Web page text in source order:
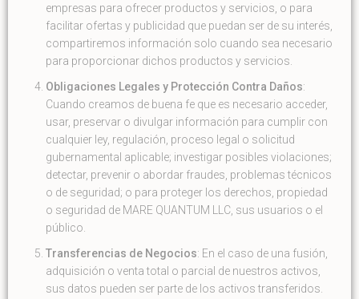
empresas para ofrecer productos y servicios, o para
facilitar ofertas y publicidad que puedan ser de su interés,
compartiremos información solo cuando sea necesario
para proporcionar dichos productos y servicios.
Obligaciones Legales y Protección Contra Daños:
Cuando creamos de buena fe que es necesario acceder,
usar, preservar o divulgar información para cumplir con
cualquier ley, regulación, proceso legal o solicitud
gubernamental aplicable; investigar posibles violaciones;
detectar, prevenir o abordar fraudes, problemas técnicos
o de seguridad; o para proteger los derechos, propiedad
o seguridad de MARE QUANTUM LLC, sus usuarios o el
público.
Transferencias de Negocios: En el caso de una fusión,
adquisición o venta total o parcial de nuestros activos,
sus datos pueden ser parte de los activos transferidos.